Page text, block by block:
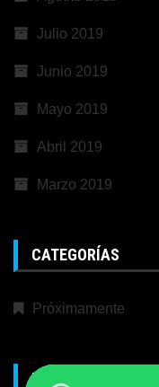
Julio 2019
Junio 2019
Mayo 2019
Abril 2019
Marzo 2019
CATEGORÍAS
Próximamente
META